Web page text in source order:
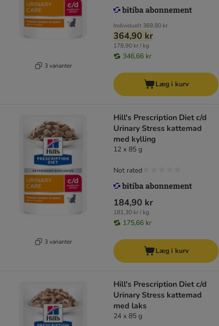
3 varianter
Individuelt 369,80 kr
364,90 kr
178,90 kr / kg
346,66 kr
Læg i kurv
3 varianter
Hill's Prescription Diet c/d
Urinary Stress kattemad
med kylling
12 x 85 g
184,90 kr
181,30 kr / kg
175,66 kr
Not rated
Læg i kurv
Hill's Prescription Diet c/d
Urinary Stress kattemad
med laks
24 x 85 g